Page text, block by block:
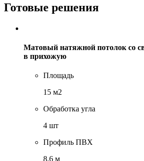
Готовые решения
Матовый натяжной потолок со
в прихожую
Площадь
15 м2
Обработка угла
4 шт
Профиль ПВХ
8,6 м